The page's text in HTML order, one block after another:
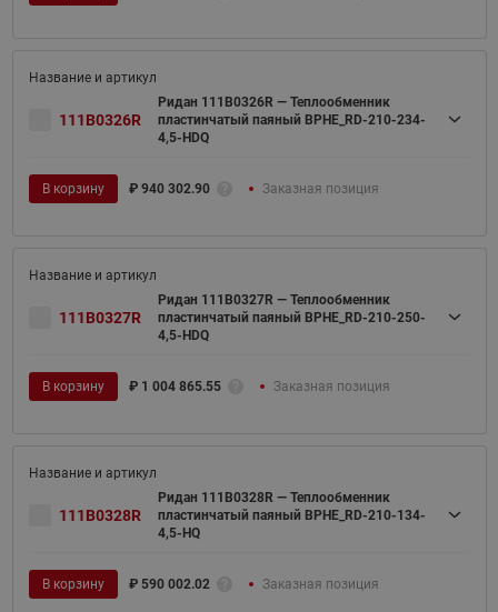
111B0326R
Ридан 111B0326R — Теплообменник
пластинчатый паяный BPHE_RD-210-234-
4,5-HDQ
В корзину ₽ 940 302.90 Заказная позиция
111B0327R
Ридан 111B0327R — Теплообменник
пластинчатый паяный BPHE_RD-210-250-
4,5-HDQ
В корзину ₽ 1 004 865.55 Заказная позиция
111B0328R
Ридан 111B0328R — Теплообменник
пластинчатый паяный BPHE_RD-210-134-
4,5-HQ
В корзину ₽ 590 002.02 Заказная позиция